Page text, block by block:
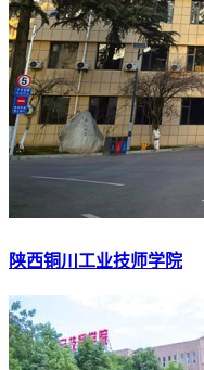
陕西铜川工业技师学院